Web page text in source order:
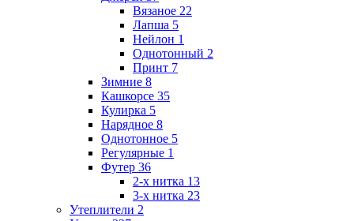
Вязаное 22
Лапша 5
Нейлон 1
Однотонный 2
Принт 7
Зимние 8
Кашкорсе 35
Кулирка 5
Нарядное 8
Однотонное 5
Регулярные 1
Футер 36
2-х нитка 13
3-х нитка 23
Утеплители 2